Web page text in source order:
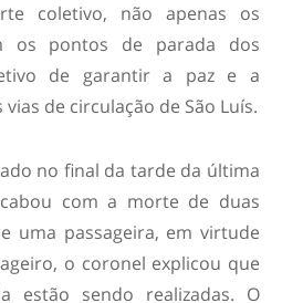
coletivo, não apenas os
os pontos de parada dos
de garantir a paz e a
de circulação de São Luís.
no final da tarde da última
com a morte de duas
uma passageira, em virtude
o coronel explicou que
estão sendo realizadas. O